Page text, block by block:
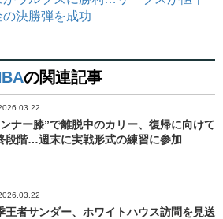
の決勝弾を成功
の関連記事
ナー膝”で離脱中のカリー、復帰に向けて
段階…週末に実戦形式の練習に参加
王者サンダー、ホワイトハウス訪問を見送